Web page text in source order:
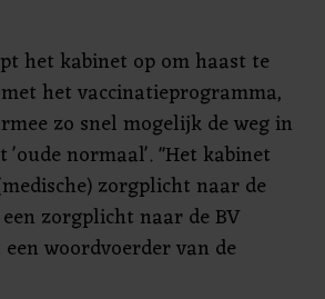
het kabinet op om haast te
het vaccinatieprogramma,
zo snel mogelijk de weg in
'oude normaal'. "Het kabinet
zorgplicht naar de
zorgplicht naar de BV
woordvoerder van de